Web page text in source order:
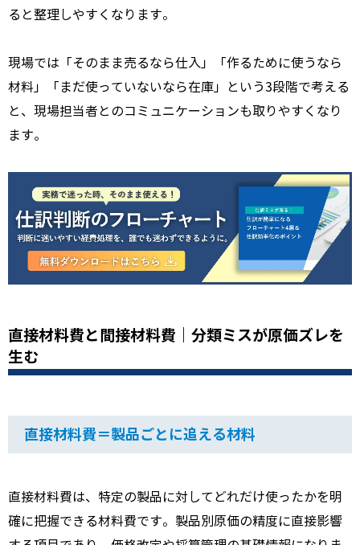
ると整理しやすくなります。
現場では「そのまま売るなら仕入」「作るために使うなら
材料」「まだ使っていないなら在庫」という3段階で考える
と、現場担当者とのコミュニケーションも取りやすくなり
ます。
直接材料費と間接材料費｜分類ミスが原価ズレを
生む
直接材料費＝製品ごとに追える材料
直接材料費は、特定の製品に対してどれだけ使ったかを明
確に把握できる材料費です。製品別原価の精度に直接影響